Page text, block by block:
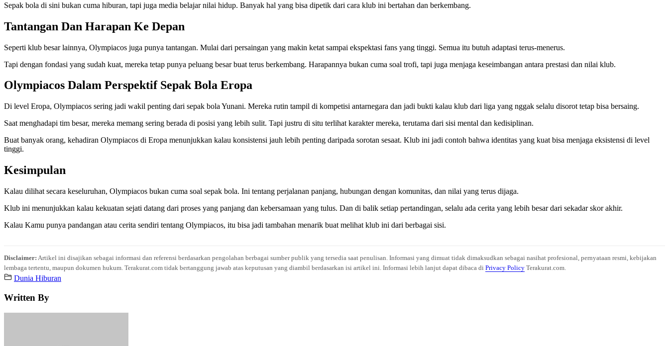
Sepak bola di sini bukan cuma hiburan, tapi juga media belajar nilai hidup. Banyak hal yang bisa dipetik dari cara klub ini bertahan dan berkembang.
Tantangan Dan Harapan Ke Depan
Seperti klub besar lainnya, Olympiacos juga punya tantangan. Mulai dari persaingan yang makin ketat sampai ekspektasi fans yang tinggi. Semua itu butuh adaptasi terus-menerus.
Tapi dengan fondasi yang sudah kuat, mereka tetap punya peluang besar buat terus berkembang. Harapannya bukan cuma soal trofi, tapi juga menjaga keseimbangan antara prestasi dan nilai klub.
Olympiacos Dalam Perspektif Sepak Bola Eropa
Di level Eropa, Olympiacos sering jadi wakil penting dari sepak bola Yunani. Mereka rutin tampil di kompetisi antarnegara dan jadi bukti kalau klub dari liga yang nggak selalu disorot tetap bisa bersaing.
Saat menghadapi tim besar, mereka memang sering berada di posisi yang lebih sulit. Tapi justru di situ terlihat karakter mereka, terutama dari sisi mental dan kedisiplinan.
Buat banyak orang, kehadiran Olympiacos di Eropa menunjukkan kalau konsistensi jauh lebih penting daripada sorotan sesaat. Klub ini jadi contoh bahwa identitas yang kuat bisa menjaga eksistensi di level
tinggi.
Kesimpulan
Kalau dilihat secara keseluruhan, Olympiacos bukan cuma soal sepak bola. Ini tentang perjalanan panjang, hubungan dengan komunitas, dan nilai yang terus dijaga.
Klub ini menunjukkan kalau kekuatan sejati datang dari proses yang panjang dan kebersamaan yang tulus. Dan di balik setiap pertandingan, selalu ada cerita yang lebih besar dari sekadar skor akhir.
Kalau Kamu punya pandangan atau cerita sendiri tentang Olympiacos, itu bisa jadi tambahan menarik buat melihat klub ini dari berbagai sisi.
Disclaimer: Artikel ini disajikan sebagai informasi dan referensi berdasarkan pengolahan berbagai sumber publik yang tersedia saat penulisan. Informasi yang dimuat tidak dimaksudkan sebagai nasihat profesional, pernyataan resmi, kebijakan
lembaga tertentu, maupun dokumen hukum. Terakurat.com tidak bertanggung jawab atas keputusan yang diambil berdasarkan isi artikel ini. Informasi lebih lanjut dapat dibaca di Privacy Policy Terakurat.com.
Dunia Hiburan
Written By